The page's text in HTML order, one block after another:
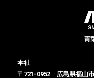
本社
〒721-0952 広島県福山